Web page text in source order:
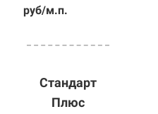
руб/м.п.
Стандарт
Плюс